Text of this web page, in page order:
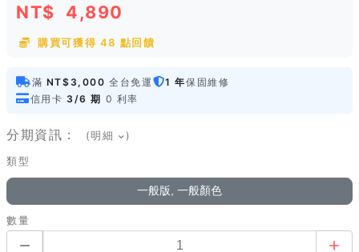
NT$ 4,890
購買可獲得 48 點回饋
滿 NT$3,000 全台免運 1 年保固維修
信用卡 3/6 期 0 利率
分期資訊： (明細 )
類型
一般版, 一般顏色
數量